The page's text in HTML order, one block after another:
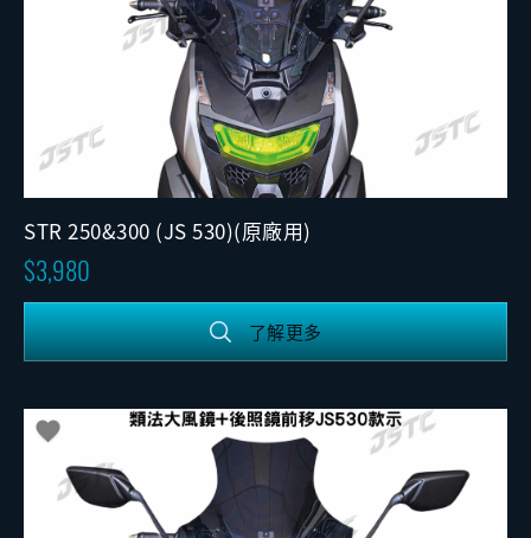
STR 250&300 (JS 530)(原廠用)
3,980
了解更多